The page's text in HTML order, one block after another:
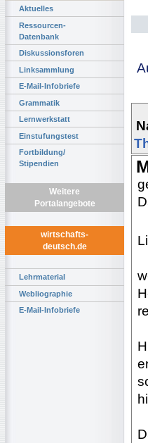
Aktuelles
Ressourcen-
Datenbank
Diskussionsforen
Linksammlung
E-Mail-Infobriefe
Grammatik
Lernwerkstatt
Einstufungstest
Fortbildung/
Stipendien
Weitere
Portalangebote
wirtschafts-
deutsch.de
Lehrmaterial
Webliographie
E-Mail-Infobriefe